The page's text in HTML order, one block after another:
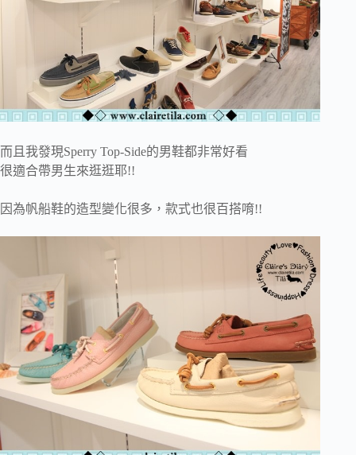
而且我發現Sperry Top-Side的男鞋都非常好看
很適合帶男生來逛逛耶!!
因為帆船鞋的造型變化很多，款式也很百搭唷!!